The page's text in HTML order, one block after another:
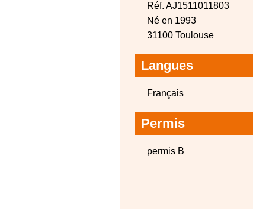
Réf. AJ1511011803
Né en 1993
31100 Toulouse
Langues
Français
Permis
permis B